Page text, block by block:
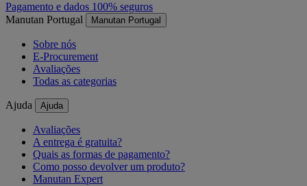
Pagamento e dados 100% seguros
Manutan Portugal
Manutan Portugal
Sobre nós
E-Procurement
Avaliações
Todas as categorias
Ajuda Ajuda
Avaliações
A entrega é gratuita?
Quais as formas de pagamento?
Como posso devolver um produto?
Manutan Expert